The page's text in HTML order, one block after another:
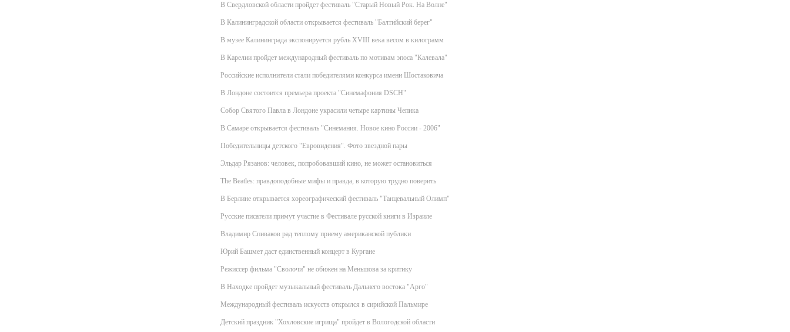
В Свердловской области пройдет фестиваль "Старый Новый Рок. На Волне"
В Калининградской области открывается фестиваль "Балтийский берег"
В музее Калининграда экспонируется рубль XVIII века весом в килограмм
В Карелии пройдет международный фестиваль по мотивам эпоса "Калевала"
Российские исполнители стали победителями конкурса имени Шостаковича
В Лондоне состоится премьера проекта "Синемафония DSCH"
Собор Святого Павла в Лондоне украсили четыре картины Чепика
В Самаре открывается фестиваль "Синемания. Новое кино России - 2006"
Победительницы детского "Евровидения". Фото звездной пары
Эльдар Рязанов: человек, попробовавший кино, не может остановиться
The Beatles: правдоподобные мифы и правда, в которую трудно поверить
В Берлине открывается хореографический фестиваль "Танцевальный Олимп"
Русские писатели примут участие в Фестивале русской книги в Израиле
Владимир Спиваков рад теплому приему американской публики
Юрий Башмет даст единственный концерт в Кургане
Режиссер фильма "Сволочи" не обижен на Меньшова за критику
В Находке пройдет музыкальный фестиваль Дальнего востока "Арго"
Международный фестиваль искусств открылся в сирийской Пальмире
Детский праздник "Хохловские игрища" пройдет в Вологодской области